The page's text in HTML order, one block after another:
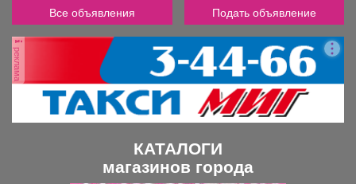
Все объявления Подать объявление
реклама
КАТАЛОГИ
магазинов города